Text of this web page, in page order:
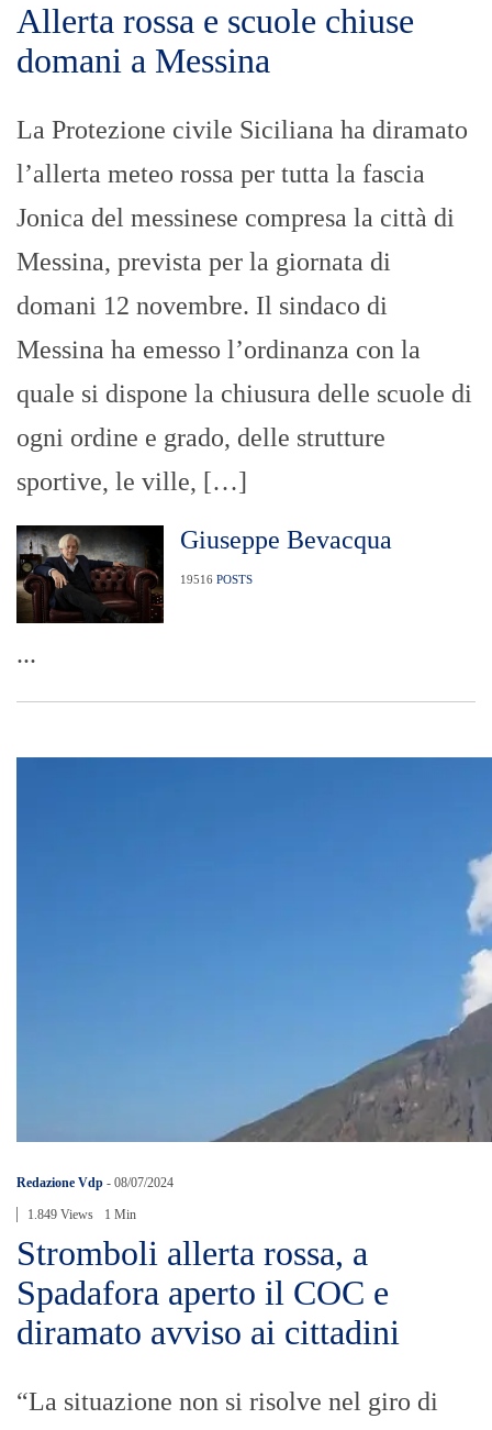
Allerta rossa e scuole chiuse
domani a Messina
La Protezione civile Siciliana ha diramato
l’allerta meteo rossa per tutta la fascia
Jonica del messinese compresa la città di
Messina, prevista per la giornata di
domani 12 novembre. Il sindaco di
Messina ha emesso l’ordinanza con la
quale si dispone la chiusura delle scuole di
ogni ordine e grado, delle strutture
sportive, le ville, […]
Giuseppe Bevacqua
19516 POSTS
...
Redazione Vdp - 08/07/2024
1.849 Views 1 Min
Stromboli allerta rossa, a
Spadafora aperto il COC e
diramato avviso ai cittadini
“La situazione non si risolve nel giro di